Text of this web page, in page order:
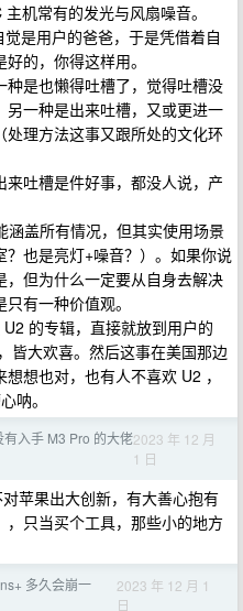
机常有的发光与风扇噪音。
是用户的爸爸，于是凭借着自
的，你得这样用。
是也懒得吐槽了，觉得吐槽没
一种是出来吐槽，又或更进一
理方法这事又跟所处的文化环
吐槽是件好事，都没人说，产
盖所有情况，但其实使用场景
也是亮灯+噪音？）。如果你说
但为什么一定要从自身去解决
有一种价值观。
的专辑，直接就放到用户的
皆大欢喜。然后这事在美国那边
想也对，也有人不喜欢 U2 ，
呐。
有入手 M3 Pro 的大佬2023 年 12 月
1 日
苹果出大创新，有大善心抱有
只当买个工具，那些小的地方
多久会崩一
2023 年 12 月 1
日